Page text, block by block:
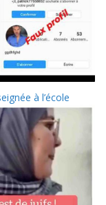
à l’école